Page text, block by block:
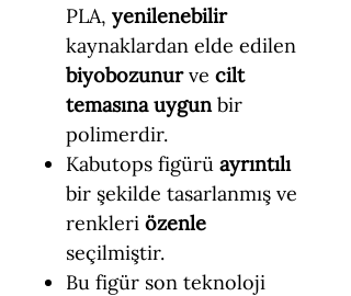
PLA, yenilenebilir
kaynaklardan elde edilen
biyobozunurve cilt
temasına uygunbir
polimerdir.
Kabutops figürü ayrıntılı
bir şekilde tasarlanmış ve
renkleri özenle
seçilmiştir.
Bu figür son teknoloji